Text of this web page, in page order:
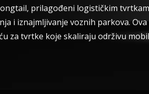
prilagođeni logističkim
i iznajmljivanje voznih parkova.
za tvrtke koje skaliraju održivu